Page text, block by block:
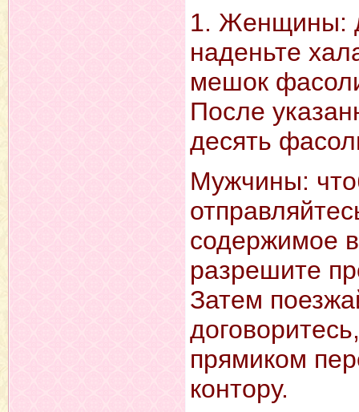
1. Женщины:
наденьте
мешок
После
десять
Мужчины:
содержимое
разрешите
Затем
прямиком
контору.